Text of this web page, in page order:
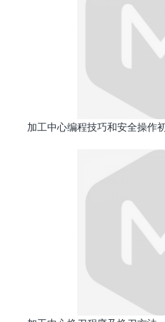
加工中心编程技巧和安全操作